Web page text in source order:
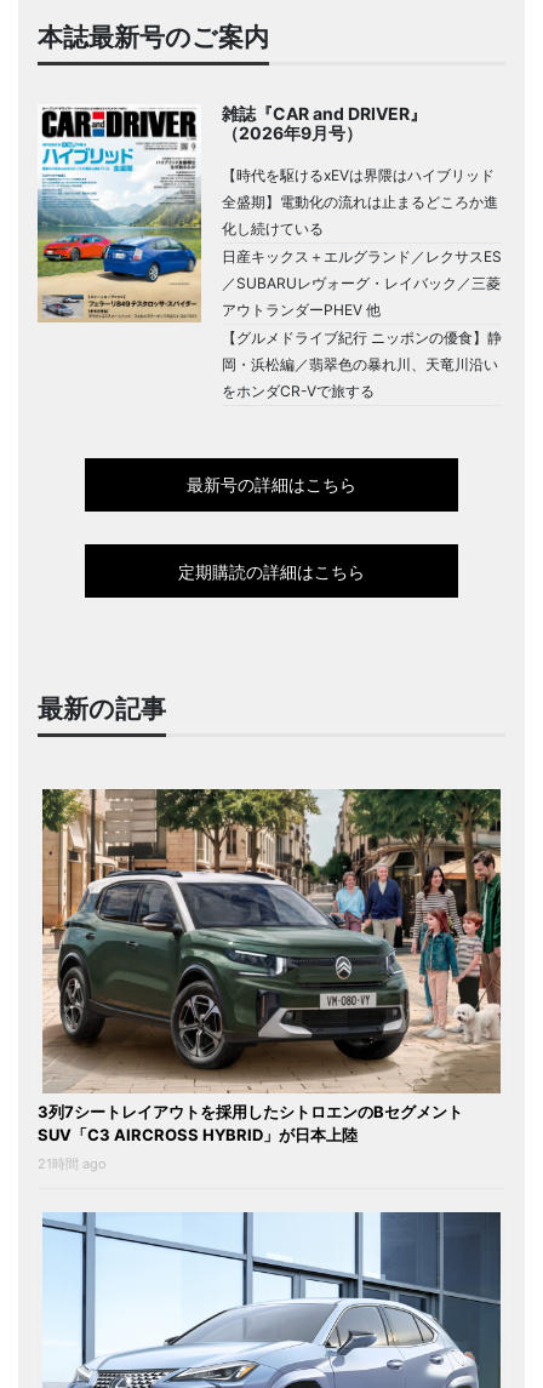
本誌最新号のご案内
雑誌『CAR and DRIVER』
（2026年9月号）
【時代を駆けるxEVは界隈はハイブリッド
全盛期】電動化の流れは止まるどころか進
化し続けている
日産キックス＋エルグランド／レクサスES
／SUBARUレヴォーグ・レイバック／三菱
アウトランダーPHEV 他
【グルメドライブ紀行 ニッポンの優食】静
岡・浜松編／翡翠色の暴れ川、天竜川沿い
をホンダCR-Vで旅する
最新号の詳細はこちら
定期購読の詳細はこちら
最新の記事
3列7シートレイアウトを採用したシトロエンのBセグメント
SUV「C3 AIRCROSS HYBRID」が日本上陸
21時間 ago